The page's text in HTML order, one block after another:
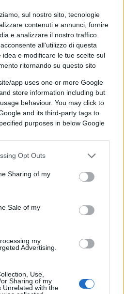
sul nostro sito, tecnologie
contenuti e annunci, fornire
e analizzare il nostro traffico.
all'utilizzo di questa
e modificare le tue scelte sul
ritornando su questo sito
app uses one or more Google
store information including but
behaviour. You may click to
and its third-party tags to
purposes in below Google
Opt Outs
Sharing of my
Sale of my
my
Advertising.
Use,
Sharing of my
Unrelated with the
la punta di un iceberg che
furto di dati,
alla violenza.
polacchehanno
nove persone, con
e bielorussa. Sono
e appiccare
polacco che lituano. Un
due cittadini tedeschi di
attentati dinamitardi contro
statunitensi.
avrebbero avuto il